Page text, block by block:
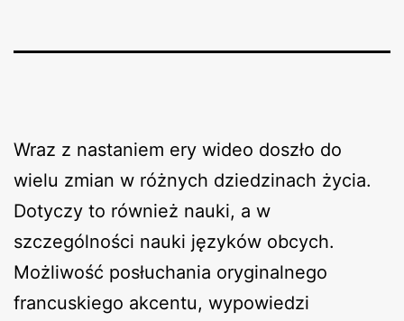
Wraz z nastaniem ery wideo doszło do
wielu zmian w różnych dziedzinach życia.
Dotyczy to również nauki, a w
szczególności nauki języków obcych.
Możliwość posłuchania oryginalnego
francuskiego akcentu, wypowiedzi